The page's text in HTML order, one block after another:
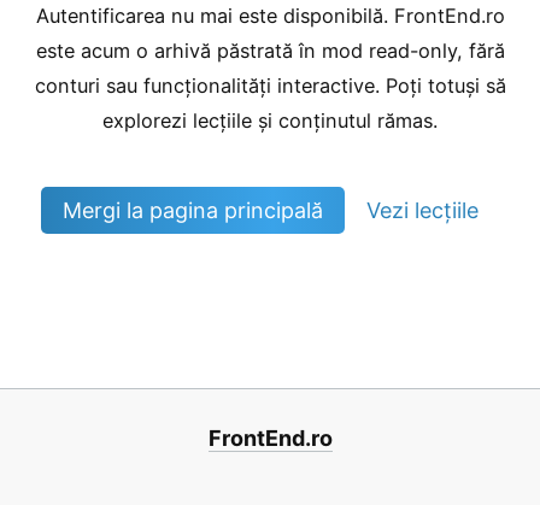
Autentificarea nu mai este disponibilă. FrontEnd.ro
este acum o arhivă păstrată în mod read-only, fără
conturi sau funcționalități interactive. Poți totuși să
explorezi lecțiile și conținutul rămas.
Mergi la pagina principală Vezi lecțiile
FrontEnd.ro